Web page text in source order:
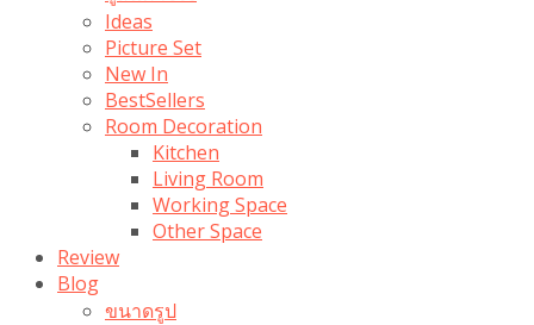
Ideas
Picture Set
New In
BestSellers
Room Decoration
Kitchen
Living Room
Working Space
Other Space
Review
Blog
ขนาดรูป